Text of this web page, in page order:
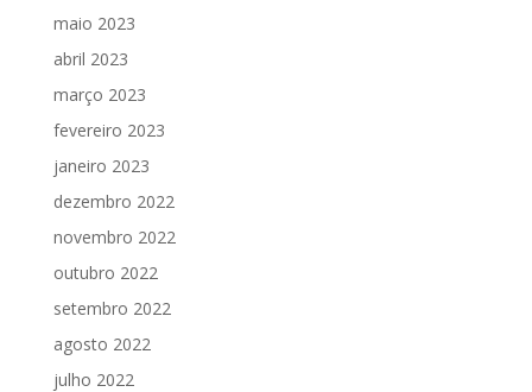
maio 2023
abril 2023
março 2023
fevereiro 2023
janeiro 2023
dezembro 2022
novembro 2022
outubro 2022
setembro 2022
agosto 2022
julho 2022